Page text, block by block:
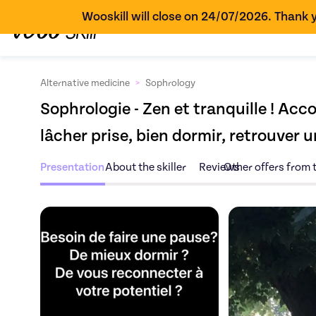
Wooskill will close on 24/07/2026. Thank
Alternative medicine > Sophrology
Sophrologie - Zen et tranquille !
lâcher prise, bien dormir, retrouver
PresentationAbout the skiller ReviewsOther offers from
Discover the offer